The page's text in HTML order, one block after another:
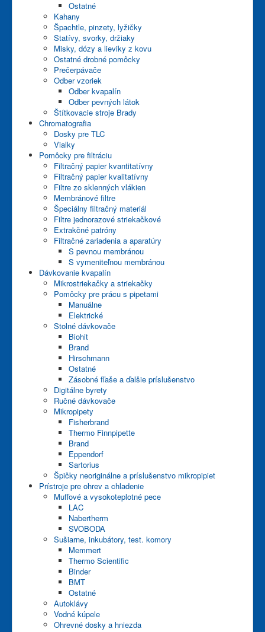
Ostatné
Kahany
Špachtle, pinzety, lyžičky
Statívy, svorky, držiaky
Misky, dózy a lieviky z kovu
Ostatné drobné pomôcky
Prečerpávače
Odber vzoriek
Odber kvapalín
Odber pevných látok
Štítkovacie stroje Brady
Chromatografia
Dosky pre TLC
Vialky
Pomôcky pre filtráciu
Filtračný papier kvantitatívny
Filtračný papier kvalitatívny
Filtre zo sklenných vlákien
Membránové filtre
Špeciálny filtračný materiál
Filtre jednorazové striekačkové
Extrakčné patróny
Filtračné zariadenia a aparatúry
S pevnou membránou
S vymeniteľnou membránou
Dávkovanie kvapalín
Mikrostriekačky a striekačky
Pomôcky pre prácu s pipetami
Manuálne
Elektrické
Stolné dávkovače
Biohit
Brand
Hirschmann
Ostatné
Zásobné fľaše a ďalšie príslušenstvo
Digitálne byrety
Ručné dávkovače
Mikropipety
Fisherbrand
Thermo Finnpipette
Brand
Eppendorf
Sartorius
Špičky neoriginálne a príslušenstvo mikropipiet
Prístroje pre ohrev a chladenie
Mufľové a vysokoteplotné pece
LAC
Nabertherm
SVOBODA
Sušiarne, inkubátory, test. komory
Memmert
Thermo Scientific
Binder
BMT
Ostatné
Autoklávy
Vodné kúpele
Ohrevné dosky a hniezda